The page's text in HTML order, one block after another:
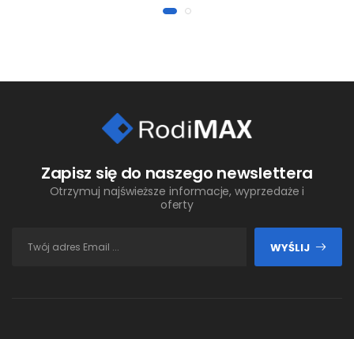
Zapisz się do naszego newslettera
Otrzymuj najświeższe informacje, wyprzedaże i
oferty
WYŚLIJ